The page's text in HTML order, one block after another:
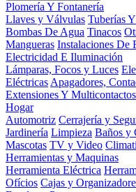
Plomería Y Fontanería
Llaves y Válvulas Tuberías
Bombas De Agua Tinacos
Mangueras Instalaciones De
Electricidad E Iluminación
Lámparas, Focos y Luces
Eléctricas Apagadores,
Extensiones Y Multicontactos
Hogar
Automotriz Cerrajería y
Jardinería Limpieza Baños y
Mascotas TV y Video
Herramientas y Maquinas
Herramienta Eléctrica
Ofícios Cajas y